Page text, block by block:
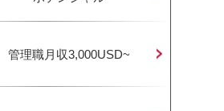
管理職月収3,000USD~